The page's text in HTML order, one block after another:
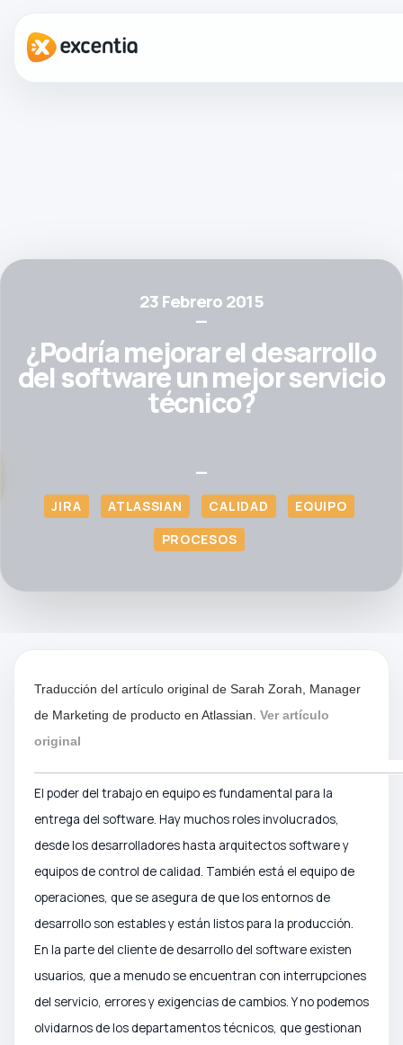
23 Febrero 2015
—
¿Podría mejorar el desarrollo
del software un mejor servicio
técnico?
—
JIRA ATLASSIAN CALIDAD
EQUIPO
PROCESOS
Traducción del artículo original de Sarah Zorah, Manager
de Marketing de producto en Atlassian. Ver artículo
original
El poder del trabajo en equipo es fundamental para la
entrega del software. Hay muchos roles involucrados,
desde los desarrolladores hasta arquitectos software y
equipos de control de calidad. También está el equipo de
operaciones, que se asegura de que los entornos de
desarrollo son estables y están listos para la producción.
En la parte del cliente de desarrollo del software existen
usuarios, que a menudo se encuentran con interrupciones
del servicio, errores y exigencias de cambios. Y no podemos
olvidarnos de los departamentos técnicos, que gestionan